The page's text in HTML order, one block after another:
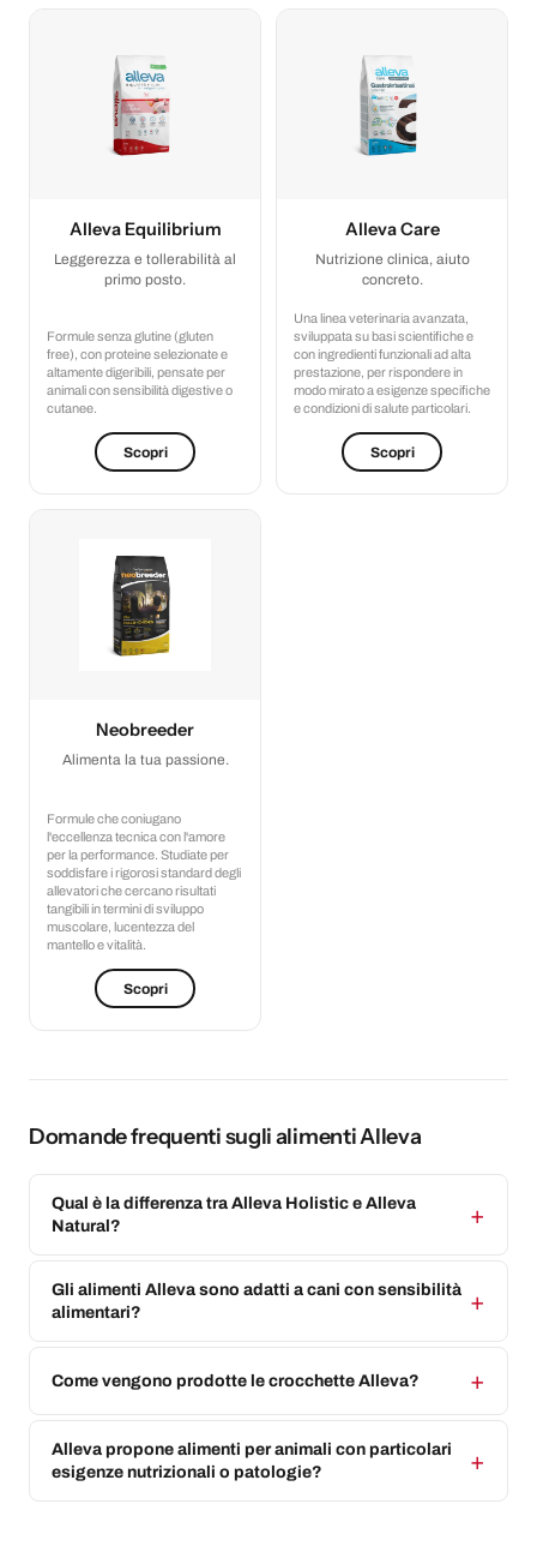
Alleva Equilibrium
Leggerezza e tollerabilità al
primo posto.
Formule senza glutine (gluten
free), con proteine selezionate e
altamente digeribili, pensate per
animali con sensibilità digestive o
cutanee.
Scopri
Alleva Care
Nutrizione clinica, aiuto
concreto.
Una linea veterinaria avanzata,
sviluppata su basi scientifiche e
con ingredienti funzionali ad alta
prestazione, per rispondere in
modo mirato a esigenze specifiche
e condizioni di salute particolari.
Scopri
Neobreeder
Alimenta la tua passione.
Formule che coniugano
l'eccellenza tecnica con l'amore
per la performance. Studiate per
soddisfare i rigorosi standard degli
allevatori che cercano risultati
tangibili in termini di sviluppo
muscolare, lucentezza del
mantello e vitalità.
Scopri
Domande frequenti sugli alimenti Alleva
Qual è la differenza tra Alleva Holistic e Alleva
Natural?
Gli alimenti Alleva sono adatti a cani con sensibilità
alimentari?
Come vengono prodotte le crocchette Alleva?
Alleva propone alimenti per animali con particolari
esigenze nutrizionali o patologie?